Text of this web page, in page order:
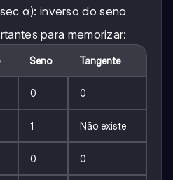
α): inverso do seno
para memorizar:
Seno Tangente
0 0
1 Não existe
0 0